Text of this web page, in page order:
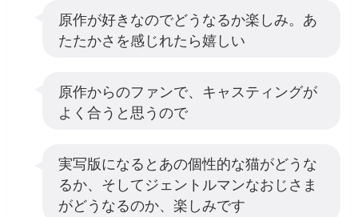
原作が好きなのでどうなるか楽しみ。あ
たたかさを感じれたら嬉しい
原作からのファンで、キャスティングが
よく合うと思うので
実写版になるとあの個性的な猫がどうな
るか、そしてジェントルマンなおじさま
がどうなるのか、楽しみです